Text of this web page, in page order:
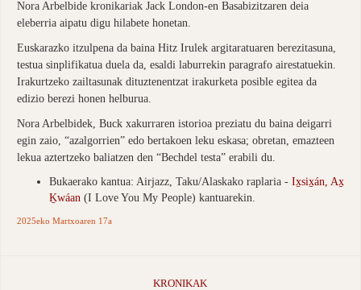
Nora Arbelbide kronikariak Jack London-en Basabizitzaren deia
eleberria aipatu digu hilabete honetan.
Euskarazko itzulpena da baina Hitz Irulek argitaratuaren berezitasuna,
testua sinplifikatua duela da, esaldi laburrekin paragrafo airestatuekin.
Irakurtzeko zailtasunak dituztenentzat irakurketa posible egitea da
edizio berezi honen helburua.
Nora Arbelbidek, Buck xakurraren istorioa preziatu du baina deigarri
egin zaio, “azalgorrien” edo bertakoen leku eskasa; obretan, emazteen
lekua aztertzeko baliatzen den “Bechdel testa” erabili du.
Bukaerako kantua: Airjazz, Taku/Alaskako raplaria - Ix̱six̱án, Ax̱
Ḵwáan (I Love You My People) kantuarekin.
2025eko Martxoaren 17a
KRONIKAK